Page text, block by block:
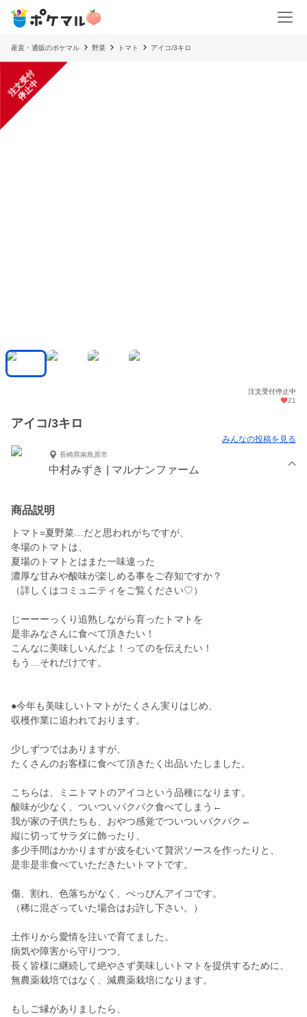
産直・通販のポケマル 野菜 トマト アイコ/3キロ
注
文
受
付
停
止
中
注文受付停止中
21
アイコ/3キロ
みんなの投稿を見る
長崎県南島原市
中村みずき | マルナンファーム
商品説明
トマト=夏野菜…だと思われがちですが、
冬場のトマトは、
夏場のトマトとはまた一味違った
濃厚な甘みや酸味が楽しめる事をご存知ですか？
（詳しくはコミュニティをご覧ください♡）
じーーーっくり追熟しながら育ったトマトを
是非みなさんに食べて頂きたい！
こんなに美味しいんだよ！ってのを伝えたい！
もう…それだけです。
●今年も美味しいトマトがたくさん実りはじめ、
収穫作業に追われております。
少しずつではありますが、
たくさんのお客様に食べて頂きたく出品いたしました。
こちらは、ミニトマトのアイコという品種になります。
酸味が少なく、ついついパクパク食べてしまう←
我が家の子供たちも、おやつ感覚でついついパクパク←
縦に切ってサラダに飾ったり、
多少手間はかかりますが皮をむいて贅沢ソースを作ったりと、
是非是非食べていただきたいトマトです。
傷、割れ、色落ちがなく、べっぴんアイコです。
（稀に混ざっていた場合はお許し下さい。）
土作りから愛情を注いで育てました。
病気や障害から守りつつ、
長く皆様に継続して絶やさず美味しいトマトを提供するために、
無農薬栽培ではなく、減農薬栽培になります。
もしご縁がありましたら、